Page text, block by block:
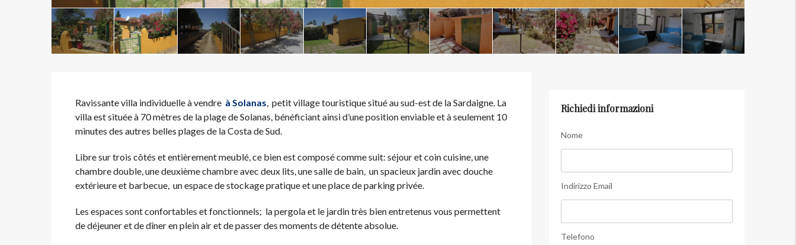
Ravissante villa individuelle à vendre à Solanas, petit village touristique situé au sud-est de la Sardaigne. La
villa est située à 70 mètres de la plage de Solanas, bénéficiant ainsi d’une position enviable et à seulement 10
minutes des autres belles plages de la Costa de Sud.
Libre sur trois côtés et entièrement meublé, ce bien est composé comme suit: séjour et coin cuisine, une
chambre double, une deuxième chambre avec deux lits, une salle de bain, un spacieux jardin avec douche
extérieure et barbecue, un espace de stockage pratique et une place de parking privée.
Les espaces sont confortables et fonctionnels; la pergola et le jardin très bien entretenus vous permettent
de déjeuner et de dîner en plein air et de passer des moments de détente absolue.
Richiedi informazioni
Nome
Indirizzo Email
Telefono